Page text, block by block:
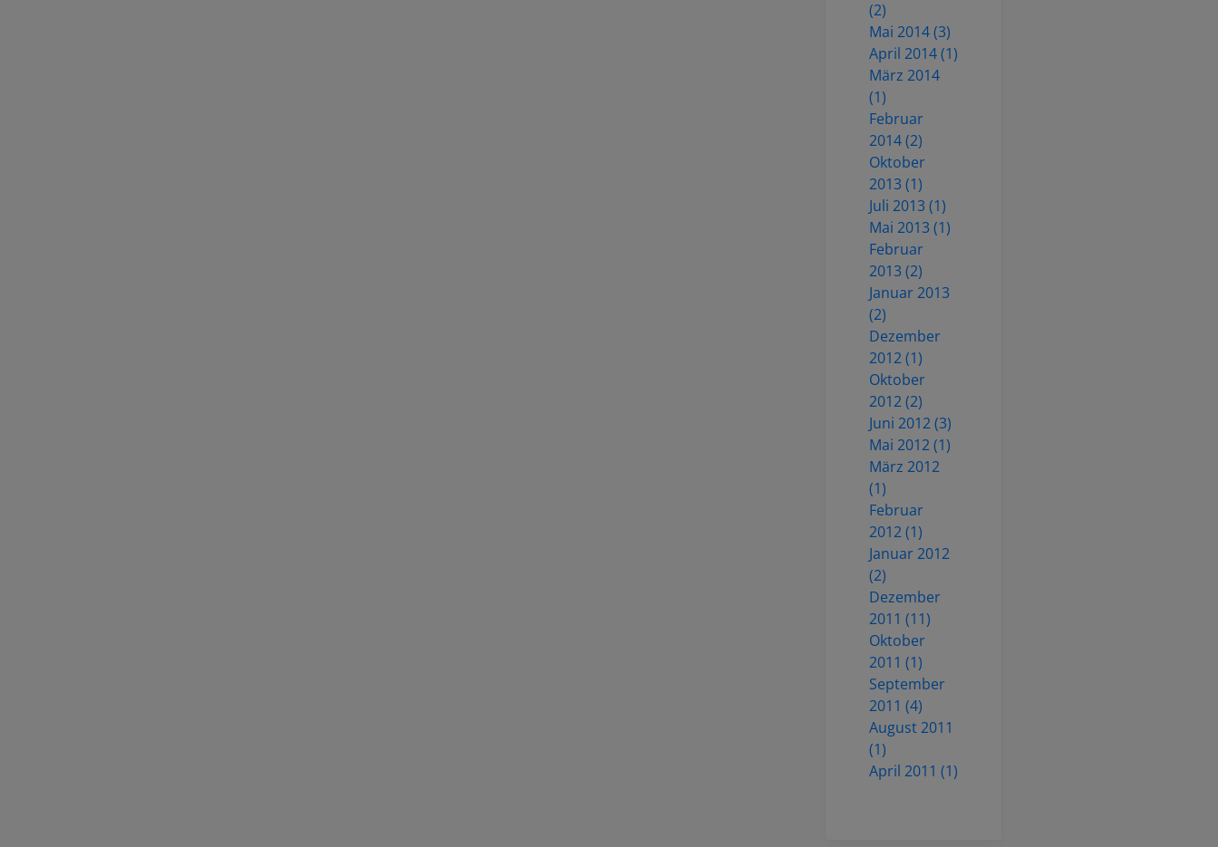
(2)
Mai 2014 (3)
April 2014 (1)
März 2014
(1)
Februar
2014 (2)
Oktober
2013 (1)
Juli 2013 (1)
Mai 2013 (1)
Februar
2013 (2)
Januar 2013
(2)
Dezember
2012 (1)
Oktober
2012 (2)
Juni 2012 (3)
Mai 2012 (1)
März 2012
(1)
Februar
2012 (1)
Januar 2012
(2)
Dezember
2011 (11)
Oktober
2011 (1)
September
2011 (4)
August 2011
(1)
April 2011 (1)